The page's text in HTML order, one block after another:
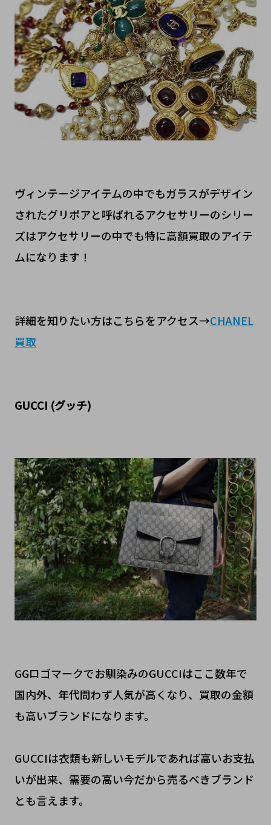
ヴィンテージアイテムの中でもガラスがデザイン
されたグリポアと呼ばれるアクセサリーのシリー
ズはアクセサリーの中でも特に高額買取のアイテ
ムになります！
詳細を知りたい方はこちらをアクセス→CHANEL
買取
GUCCI (グッチ)
GGロゴマークでお馴染みのGUCCIはここ数年で
国内外、年代問わず人気が高くなり、買取の金額
も高いブランドになります。
GUCCIは衣類も新しいモデルであれば高いお支払
いが出来、需要の高い今だから売るべきブランド
とも言えます。